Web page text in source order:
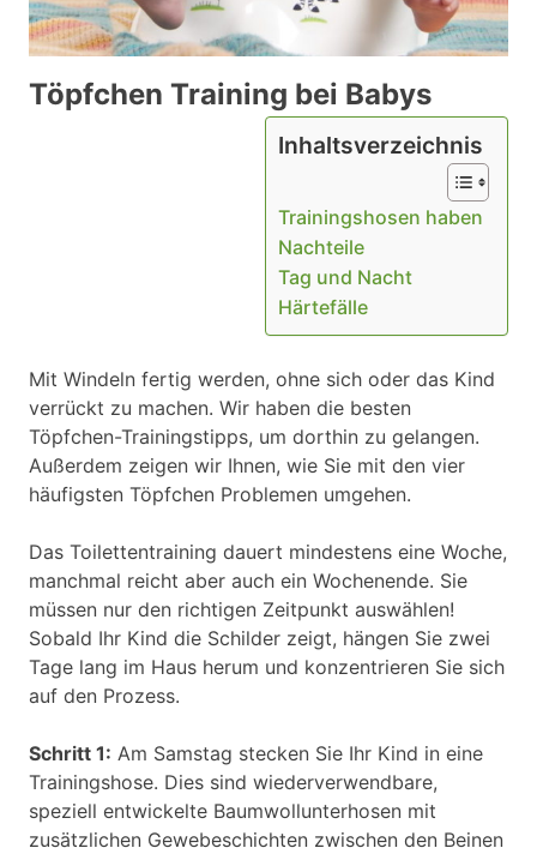
Töpfchen Training bei Babys
Inhaltsverzeichnis
Trainingshosen haben
Nachteile
Tag und Nacht
Härtefälle
Mit Windeln fertig werden, ohne sich oder das Kind
verrückt zu machen. Wir haben die besten
Töpfchen-Trainingstipps, um dorthin zu gelangen.
Außerdem zeigen wir Ihnen, wie Sie mit den vier
häufigsten Töpfchen Problemen umgehen.
Das Toilettentraining dauert mindestens eine Woche,
manchmal reicht aber auch ein Wochenende. Sie
müssen nur den richtigen Zeitpunkt auswählen!
Sobald Ihr Kind die Schilder zeigt, hängen Sie zwei
Tage lang im Haus herum und konzentrieren Sie sich
auf den Prozess.
Schritt 1: Am Samstag stecken Sie Ihr Kind in eine
Trainingshose. Dies sind wiederverwendbare,
speziell entwickelte Baumwollunterhosen mit
zusätzlichen Gewebeschichten zwischen den Beinen